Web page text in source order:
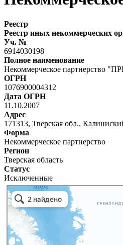
Реестр
Реестр иных некоммерческих
Уч. №
6914030198
Полное наименование
Некоммерческое партнерство
ОГРН
1076900004312
Дата ОГРН
11.10.2007
Адрес
171313, Тверская обл.,
Форма
Некоммерческое партнерство
Регион
Тверская область
Статус
Исключенные